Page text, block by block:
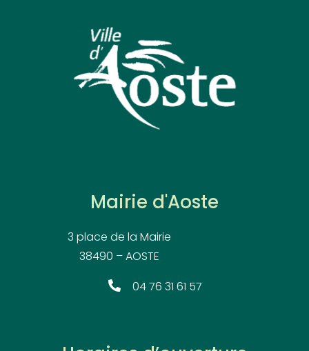
Mairie d'Aoste
3 place de la Mairie
38490 – AOSTE
04 76 31 61 57